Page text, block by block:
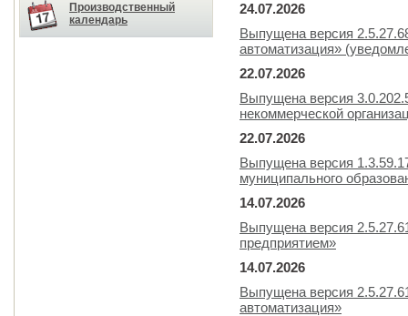
Производственный
календарь
24.07.2026
Выпущена версия
автоматизация»
22.07.2026
Выпущена версия
некоммерческой
22.07.2026
Выпущена версия
муниципального
14.07.2026
Выпущена версия
предприятием»
14.07.2026
Выпущена версия
автоматизация»